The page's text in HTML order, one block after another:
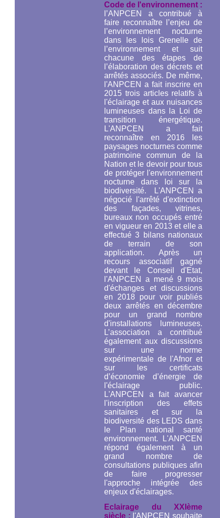
Code de l'environnement :
l’ANPCEN a contribué à
faire reconnaître l’enjeu de
l’environnement nocturne
dans les lois Grenelle de
l’environnement et suit
chacune des étapes de
l’élaboration des décrets et
arrêtés associés. De même,
l'ANPCEN a fait inscrire en
2015 trois articles relatifs à
l'éclairage et aux nuisances
lumineuses dans la Loi de
transition énergétique.
L'ANPCEN a fait
reconnaître en 2016 les
paysages nocturnes comme
patrimoine commun de la
Nation et le devoir pour tous
de protéger l'environnement
nocturne dans loi sur la
biodiversité.
L'ANPCEN a
négocié l'arrêté d'extinction
des façades, vitrines,
bureaux non occupés entré
en vigueur en 2013 et elle a
effectué 3 bilans nationaux
de terrain de son
application. Après un
recours associatif gagné
devant le Conseil d'Etat,
l'ANPCEN a mené 9 mois
d'échanges et discussions
en 2018 pour voir publiés
deux arrêtés en décembre
pour un grand nombre
d'installations lumineuses.
L’association a contribué
également aux discussions
sur une norme
expérimentale de l'Afnor et
sur les certificats
d’économie d’énergie de
l'éclairage public.
L'ANPCEN a fait avancer
l'inscription des effets
sanitaires et sur la
biodiversité des LEDS dans
le Plan national santé
environnement. L'ANPCEN
répond également à un
grand nombre de
consultations publiques afin
de faire progresser
l'approche intégrée des
enjeux d'éclairages.
Eclairage du XXIème
siècle : l'ANPCEN souhaite